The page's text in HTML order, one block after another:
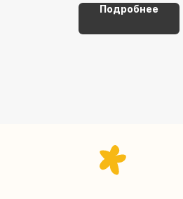
Подробнее
help@upakovali.online